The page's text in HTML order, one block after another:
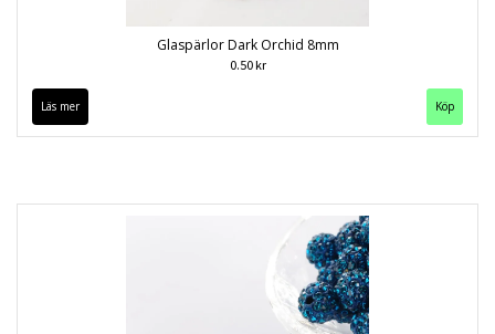
Glaspärlor Dark Orchid 8mm
0.50 kr
Läs mer Köp